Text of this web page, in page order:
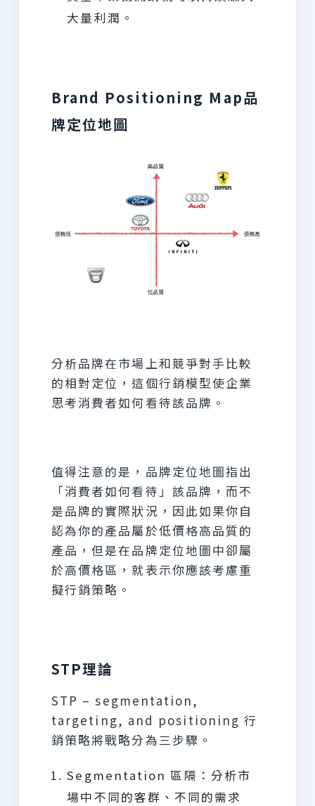
大量利潤。
Brand Positioning Map品
牌定位地圖
分析品牌在市場上和競爭對手比較
的相對定位，這個行銷模型使企業
思考消費者如何看待該品牌。
值得注意的是，品牌定位地圖指出
「消費者如何看待」該品牌，而不
是品牌的實際狀況，因此如果你自
認為你的產品屬於低價格高品質的
產品，但是在品牌定位地圖中卻屬
於高價格區，就表示你應該考慮重
擬行銷策略。
STP理論
STP – segmentation,
targeting, and positioning 行
銷策略將戰略分為三步驟。
Segmentation 區隔：分析市
場中不同的客群、不同的需求